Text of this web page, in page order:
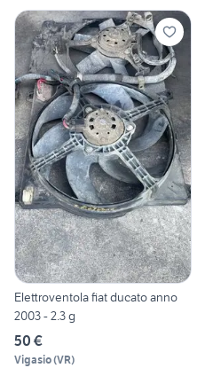
Elettroventola fiat ducato anno
2003 - 2.3 g
50 €
Vigasio(VR)